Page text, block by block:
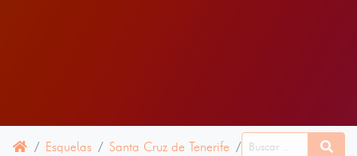
Esquelas Santa Cruz de Tenerife Güímar 16